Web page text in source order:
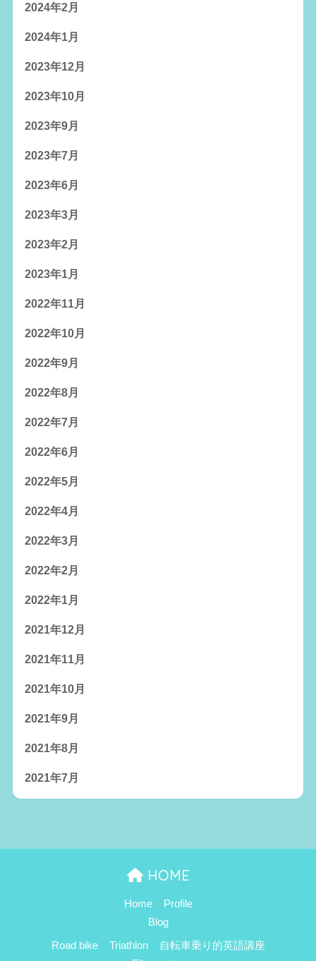
2024年2月
2024年1月
2023年12月
2023年10月
2023年9月
2023年7月
2023年6月
2023年3月
2023年2月
2023年1月
2022年11月
2022年10月
2022年9月
2022年8月
2022年7月
2022年6月
2022年5月
2022年4月
2022年3月
2022年2月
2022年1月
2021年12月
2021年11月
2021年10月
2021年9月
2021年8月
2021年7月
HOME
Home
Profile
Blog
Road bike Triathlon
自転車乗り的英語講座